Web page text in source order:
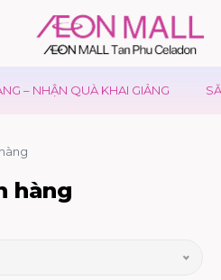
– NHẬN QUÀ KHAI GIẢNG
hàng